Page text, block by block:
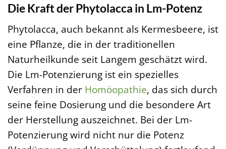
Die Kraft der Phytolacca in Lm-Potenz
Phytolacca, auch bekannt als Kermesbeere, ist
eine Pflanze, die in der traditionellen
Naturheilkunde seit Langem geschätzt wird.
Die Lm-Potenzierung ist ein spezielles
Verfahren in der Homöopathie, das sich durch
seine feine Dosierung und die besondere Art
der Herstellung auszeichnet. Bei der Lm-
Potenzierung wird nicht nur die Potenz